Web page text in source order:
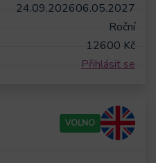
24.09.202606.05.2027
Roční
12600 Kč
Přihlásit se
VOLNO